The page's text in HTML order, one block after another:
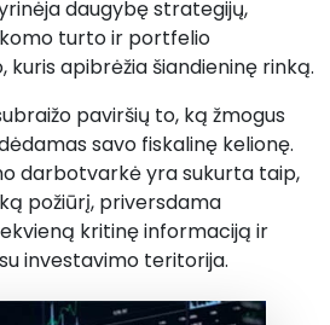
daugybę strategijų,
turto ir portfelio
kuris apibrėžia šiandieninę rinką.
paviršių to, ką žmogus
savo fiskalinę kelionę.
darbotvarkė yra sukurta taip,
požiūrį, priversdama
kritinę informaciją ir
investavimo teritorija.